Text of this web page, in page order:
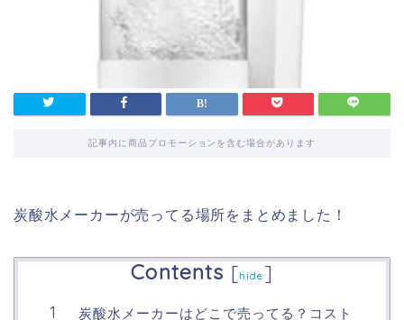
記事内に商品プロモーションを含む場合があります
炭酸水メーカーが売ってる場所をまとめました！
Contents [hide ]
炭酸水メーカーはどこで売ってる？コスト